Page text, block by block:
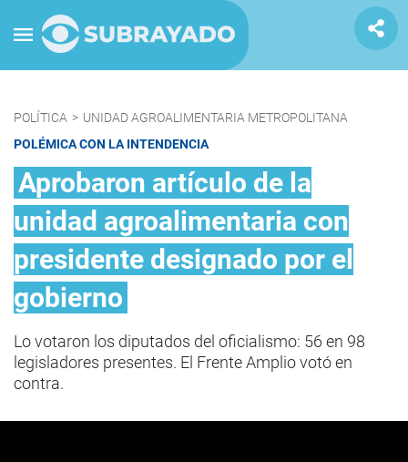
POLÍTICA > UNIDAD AGROALIMENTARIA METROPOLITANA
POLÉMICA CON LA INTENDENCIA
Aprobaron artículo de la
unidad agroalimentaria con
presidente designado por el
gobierno
Lo votaron los diputados del oficialismo: 56 en 98
legisladores presentes. El Frente Amplio votó en
contra.